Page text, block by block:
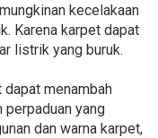
kecelakaan
Karena karpet dapat
listrik yang buruk.
menambah
perpaduan yang
dan warna karpet,